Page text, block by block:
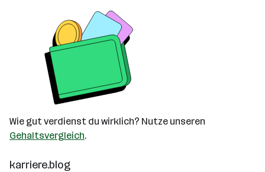
Wie gut verdienst du wirklich? Nutze unseren
Gehaltsvergleich.
karriere.blog